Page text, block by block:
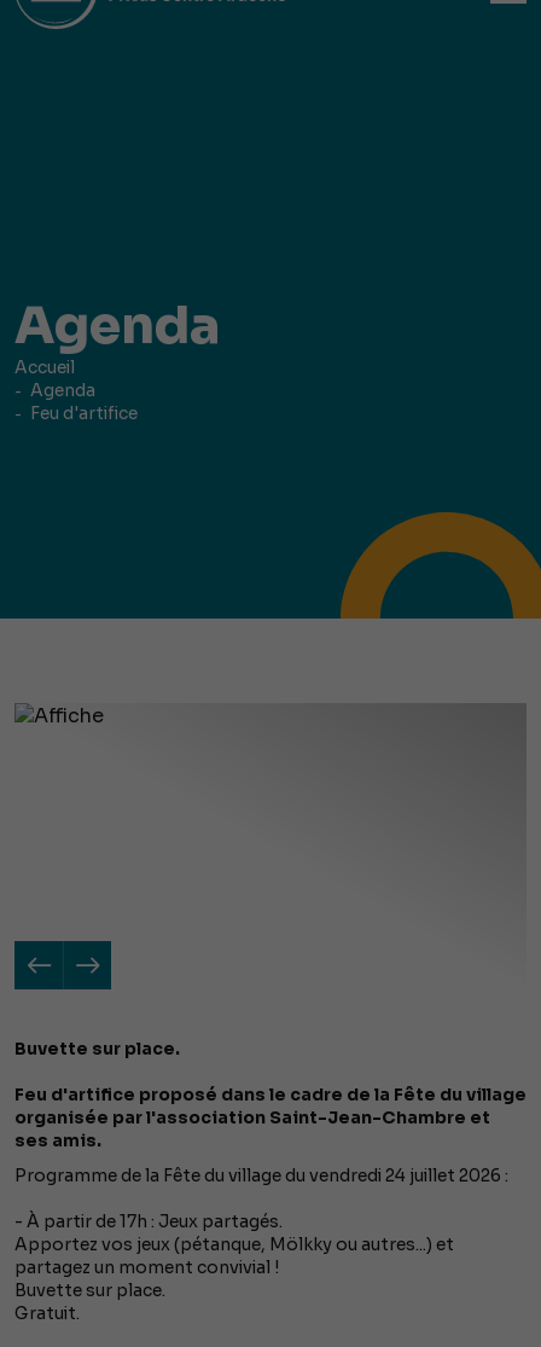
Agenda
Accueil
Agenda
Feu d'artifice
Buvette sur place.
Feu d'artifice proposé dans le cadre de la Fête du village
organisée par l'association Saint-Jean-Chambre et
ses amis.
Programme de la Fête du village du vendredi 24 juillet 2026 :
- À partir de 17h : Jeux partagés.
Apportez vos jeux (pétanque, Mölkky ou autres...) et
partagez un moment convivial !
Buvette sur place.
Gratuit.